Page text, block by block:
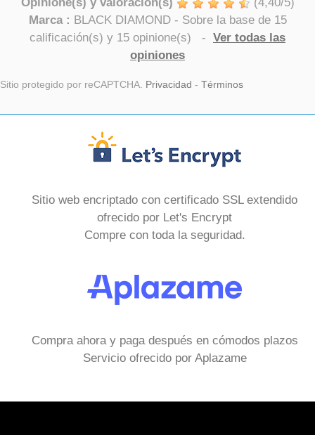
Marca : BLACK DIAMOND- Sobre la base de 15
calificación(s) y 15 opinione(s) - Ver todas las
opiniones
Sitio protegido por reCAPTCHA. Privacidad - Términos
Sitio web encriptado con certificado SSL extendido
ofrecido por Let's Encrypt
Compre con toda la seguridad.
Compra ahora y paga después en cómodos plazos
Servicio ofrecido por Aplazame